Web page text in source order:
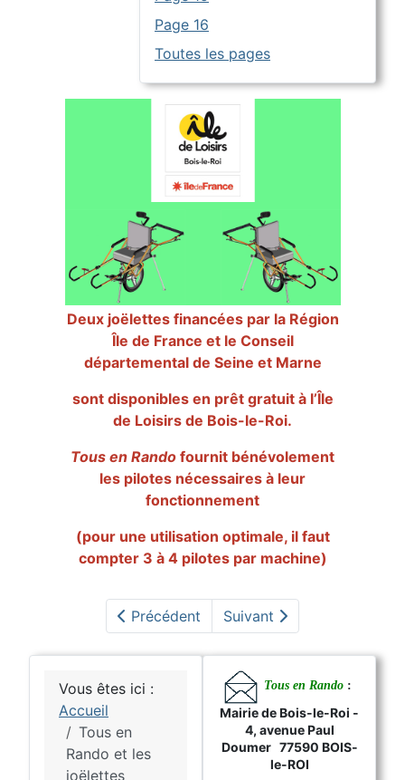
Page 16
Toutes les pages
Deux joëlettes financées par la Région
Île de France et le Conseil
départemental de Seine et Marne
sont disponibles en prêt gratuit à l’Île
de Loisirs de Bois-le-Roi.
Tous en Rando fournit bénévolement
les pilotes nécessaires à leur
fonctionnement
(pour une utilisation optimale, il faut
compter 3 à 4 pilotes par machine)
Précédent Suivant
Vous êtes ici :
Accueil
Tous en
Rando et les
joëlettes
Tous en Rando :
Mairie de Bois-le-Roi -
4, avenue Paul
Doumer 77590 BOIS-
le-ROI